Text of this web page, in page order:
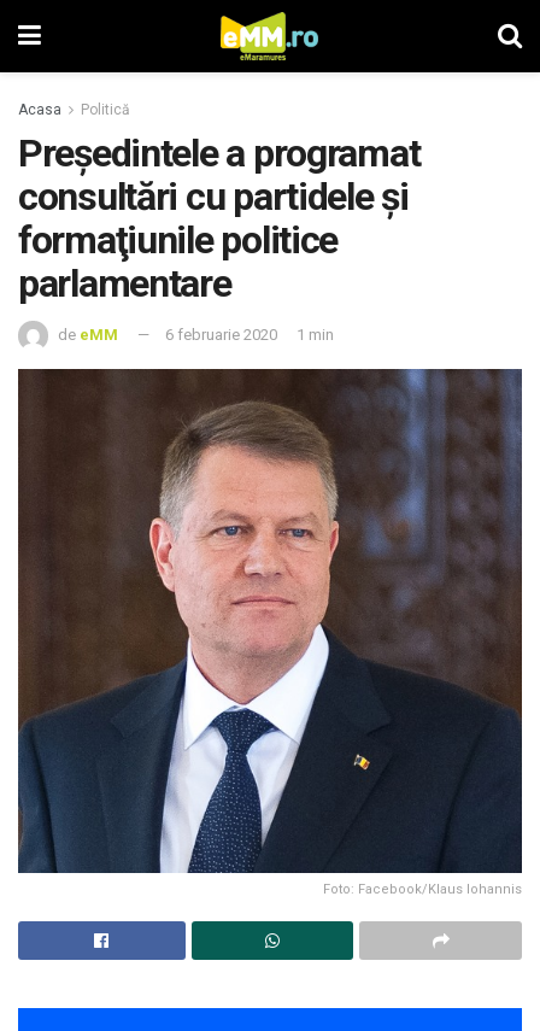
Acasa Politică
Președintele a programat
consultări cu partidele şi
formaţiunile politice
parlamentare
de eMM 6 februarie 2020 1 min
Foto: Facebook/Klaus Iohannis